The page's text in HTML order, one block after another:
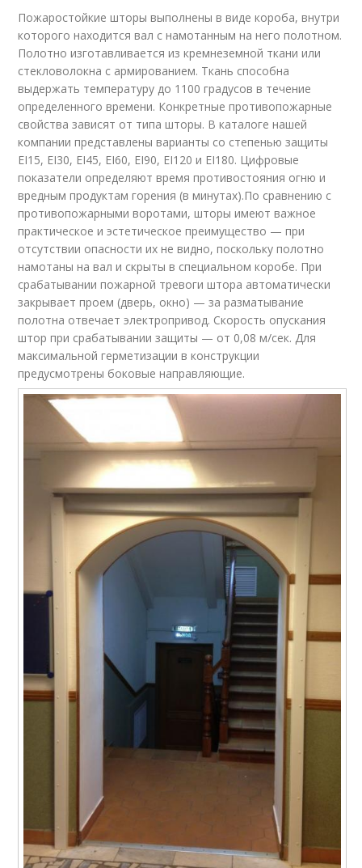
Пожаростойкие шторы выполнены в виде короба, внутри
которого находится вал с намотанным на него полотном.
Полотно изготавливается из кремнеземной ткани или
стекловолокна с армированием. Ткань способна
выдержать температуру до 1100 градусов в течение
определенного времени. Конкретные противопожарные
свойства зависят от типа шторы. В каталоге нашей
компании представлены варианты со степенью защиты
EI15, EI30, EI45, EI60, EI90, EI120 и EI180. Цифровые
показатели определяют время противостояния огню и
вредным продуктам горения (в минутах).По сравнению с
противопожарными воротами, шторы имеют важное
практическое и эстетическое преимущество — при
отсутствии опасности их не видно, поскольку полотно
намотаны на вал и скрыты в специальном коробе. При
срабатывании пожарной тревоги штора автоматически
закрывает проем (дверь, окно) — за разматывание
полотна отвечает электропривод. Скорость опускания
штор при срабатывании защиты — от 0,08 м/сек. Для
максимальной герметизации в конструкции
предусмотрены боковые направляющие.